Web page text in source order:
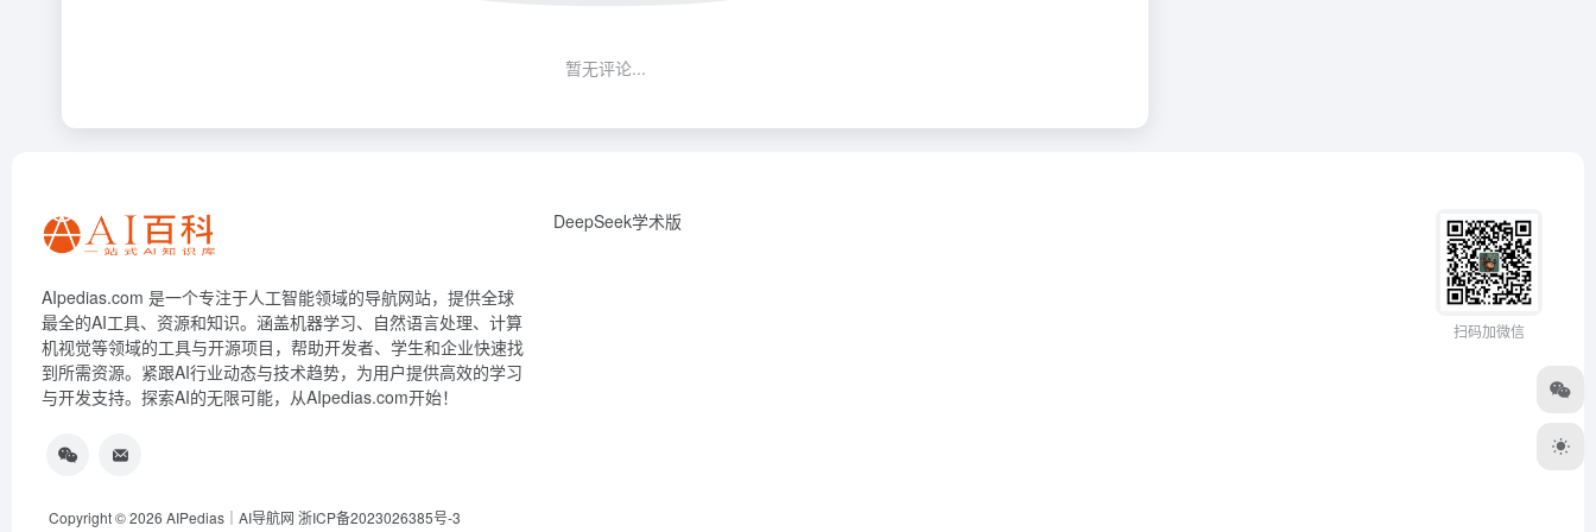
暂无评论...
AIpedias.com 是一个专注于人工智能领域的导航网站，提供全球
最全的AI工具、资源和知识。涵盖机器学习、自然语言处理、计算
机视觉等领域的工具与开源项目，帮助开发者、学生和企业快速找
到所需资源。紧跟AI行业动态与技术趋势，为用户提供高效的学习
与开发支持。探索AI的无限可能，从AIpedias.com开始！
DeepSeek学术版
扫码加微信
Copyright © 2026 AIPedias｜AI导航网 浙ICP备2023026385号-3